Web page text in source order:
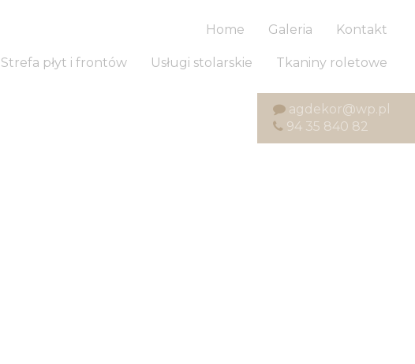
Home Galeria Kontakt
Strefa płyt i frontów Usługi stolarskie Tkaniny roletowe
agdekor@wp.pl
94 35 840 82